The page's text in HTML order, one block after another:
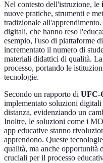
Nel contesto dell'istruzione, le
nuove pratiche, strumenti e
tradizionale
digitali, che hanno reso
esempio, l'uso di piattaforme
incrementato il numero di
materiali didattici di qualità.
processo, portando le
tecnologie.
Secondo un rapporto di UFC-
implementato soluzioni
distanza, evidenziando un
Inoltre, le soluzioni come i
app educative stanno
apprendono. Queste
qualità, ma anche opportunità
cruciali per il processo